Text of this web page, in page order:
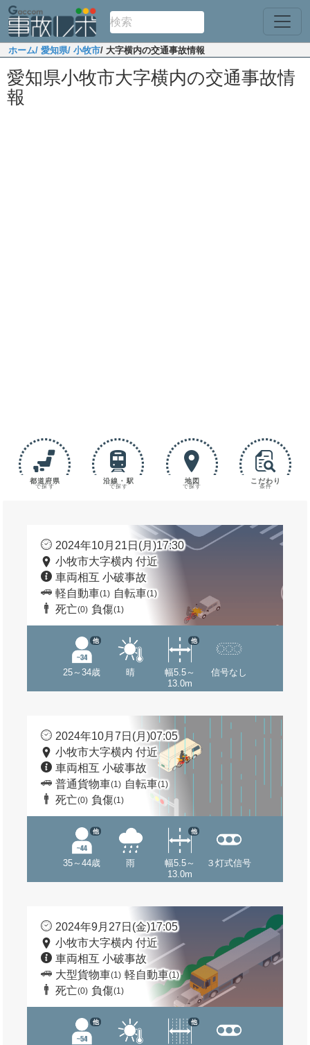
ホーム/ 愛知県/ 小牧市/ 大字横内の交通事故情報
愛知県小牧市大字横内の交通事故情
報
都道府県
で探す
沿線・駅
で探す
地図
で探す
こだわり
条件
2024年10月21日(月)17:30
小牧市大字横内 付近
車両相互 小破事故
軽自動車(1) 自転車(1)
死亡(0) 負傷(1)
25～34歳
他
晴
幅5.5～
13.0m
他
信号なし
2024年10月7日(月)07:05
小牧市大字横内 付近
車両相互 小破事故
普通貨物車(1) 自転車(1)
死亡(0) 負傷(1)
35～44歳
他
雨
幅5.5～
13.0m
他
３灯式信号
2024年9月27日(金)17:05
小牧市大字横内 付近
車両相互 小破事故
大型貨物車(1) 軽自動車(1)
死亡(0) 負傷(1)
他 他